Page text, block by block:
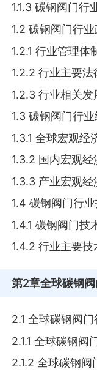
1.1.3 碳钢阀门行
1.2 碳钢阀门行
1.2.1 行业管理体
1.2.2 行业主要法
1.2.3 行业相关发
1.3 碳钢阀门行
1.3.1 全球宏观经
1.3.2 国内宏观
1.3.3 产业宏观
1.4 碳钢阀门行
1.4.1 碳钢阀门技
1.4.2 行业主要
第2章全球碳钢
2.1 全球碳钢阀
2.1.1 全球碳钢阀
2.1.2 全球碳钢